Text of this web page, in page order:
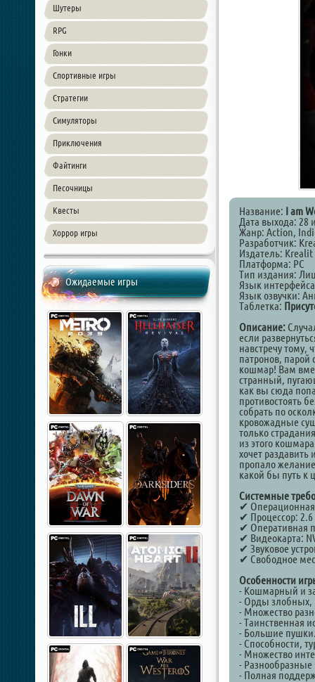
Шутеры
RPG
Гонки
Спортивные игры
Стратегии
Симуляторы
Приключения
Файтинги
Песочницы
Квесты
Хоррор игры
Ожидаемые игры
Название: I am
Дата выхода: 28
Жанр: Action,
Разработчик:
Издатель: Krealit
Платформа: РС
Тип издания:
Язык
Язык озвучки:
Таблетка:
Описание:
если
навстречу тому,
патронов, парой
кошмар! Вам
странный,
как вы сюда
противостоять
собрать по
кровожадные
только
из этого
хочет раздавить
пропало
какой бы путь
Системные
✔ Операционная
✔ Процессор:
✔ Оперативная
✔ Видеокарта:
✔ Звуковое
✔ Свободное
Особенности
- Кошмарный и
- Орды злобных,
- Множество
- Таинственная
- Большие
- Способности,
- Множество
- Разнообразные
- Полная